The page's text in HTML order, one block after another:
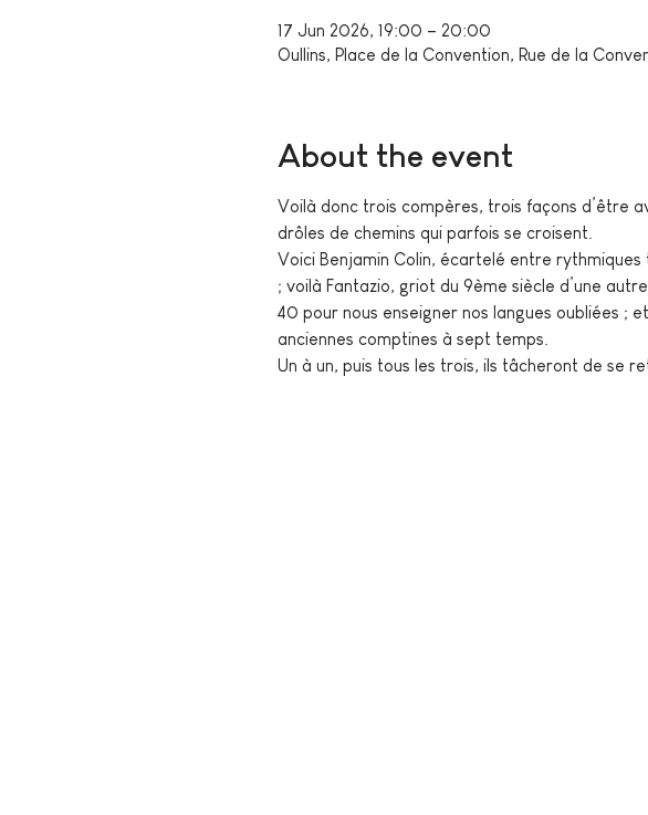
17 Jun 2026, 19:00 – 20:00
Oullins, Place de la Convention, Rue de la
About the event
Voilà donc trois compères, trois façons d’être
drôles de chemins qui parfois se croisent.
Voici Benjamin Colin, écartelé entre
; voilà Fantazio, griot du 9ème siècle d’une
40 pour nous enseigner nos langues oubliées ;
anciennes comptines à sept temps.
Un à un, puis tous les trois, ils tâcheront de se